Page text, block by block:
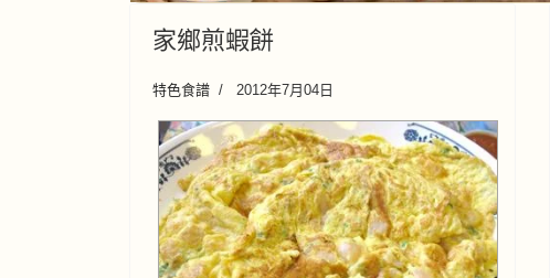
家鄉煎蝦餅
特色食譜 2012年7月04日